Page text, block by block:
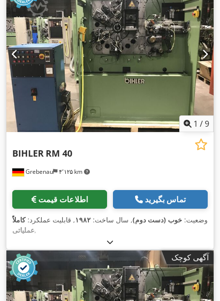
1 /9
Grebenau ۴٬۱۲۵ km
BIHLER RM 40
اطلاعات قیمت تماس بگیرید
وضعیت: خوب (دست دوم), سال ساخت: ۱۹۸۲, قابلیت عملکرد:کاملاً
عملیاتی,
آگهی کوچک